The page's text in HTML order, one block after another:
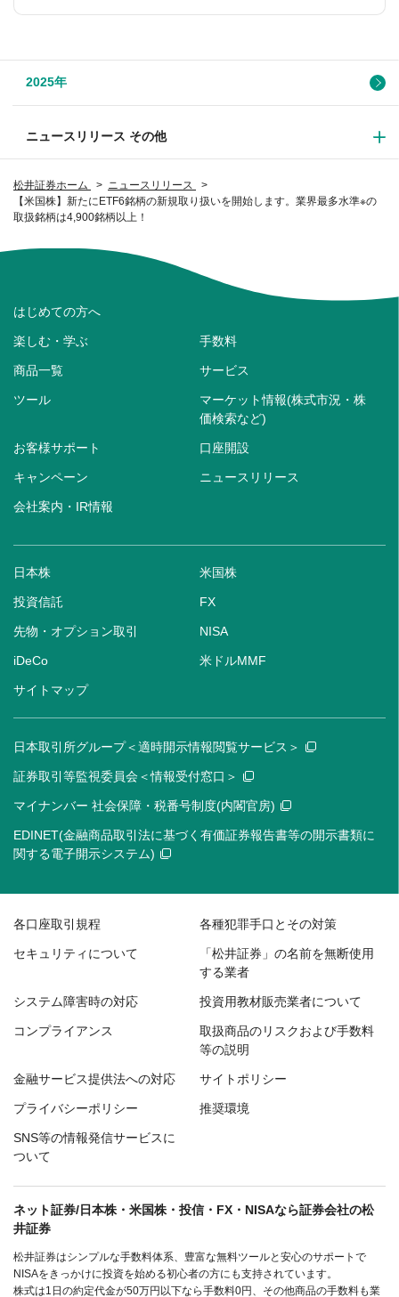
松井証券ホーム
ニュースリリース
【米国株】新たにETF6銘柄の新規取り扱いを開始します。業界最多水準※の
取扱銘柄は4,900銘柄以上！
2025年
ニュースリリース その他
はじめての方へ
楽しむ・学ぶ 手数料
商品一覧 サービス
ツール
マーケット情報(株式市況・株
価検索など)
お客様サポート 口座開設
キャンペーン ニュースリリース
会社案内・IR情報
日本株 米国株
投資信託 FX
先物・オプション取引 NISA
iDeCo 米ドルMMF
サイトマップ
日本取引所グループ＜適時開示情報閲覧サービス＞
証券取引等監視委員会＜情報受付窓口＞
マイナンバー 社会保障・税番号制度(内閣官房)
EDINET(金融商品取引法に基づく有価証券報告書等の開示書類に
関する電子開示システム)
各口座取引規程 各種犯罪手口とその対策
セキュリティについて
「松井証券」の名前を無断使用
する業者
システム障害時の対応 投資用教材販売業者について
コンプライアンス
取扱商品のリスクおよび手数料
等の説明
金融サービス提供法への対応 サイトポリシー
プライバシーポリシー 推奨環境
SNS等の情報発信サービスに
ついて
ネット証券/日本株・米国株・投信・FX・NISAなら証券会社の松
井証券
松井証券はシンプルな手数料体系、豊富な無料ツールと安心のサポートで
NISAをきっかけに投資を始める初心者の方にも支持されています。
株式は1日の約定代金が50万円以下なら手数料0円、その他商品の手数料も業